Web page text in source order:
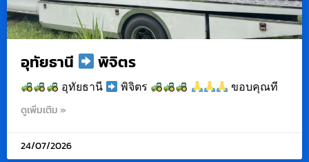
อุทัยธานี พิจิตร
อุทัยธานี พิจิตร ขอบคุณที
ดูเพิ่มเติม »
24/07/2026